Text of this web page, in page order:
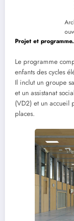
Projet et programme.
Le programme
enfants des cycles
Il inclut un groupe
et un assistanat
(VD2) et un accueil
places.